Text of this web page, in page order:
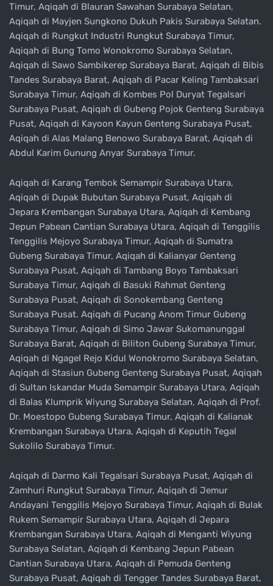
Timur, Aqiqah di Blauran Sawahan Surabaya Selatan,
Aqiqah di Mayjen Sungkono Dukuh Pakis Surabaya Selatan.
Aqiqah di Rungkut Industri Rungkut Surabaya Timur,
Aqiqah di Bung Tomo Wonokromo Surabaya Selatan,
Aqiqah di Sawo Sambikerep Surabaya Barat, Aqiqah di Bibis
Tandes Surabaya Barat, Aqiqah di Pacar Keling Tambaksari
Surabaya Timur, Aqiqah di Kombes Pol Duryat Tegalsari
Surabaya Pusat, Aqiqah di Gubeng Pojok Genteng Surabaya
Pusat, Aqiqah di Kayoon Kayun Genteng Surabaya Pusat,
Aqiqah di Alas Malang Benowo Surabaya Barat, Aqiqah di
Abdul Karim Gunung Anyar Surabaya Timur.
Aqiqah di Karang Tembok Semampir Surabaya Utara,
Aqiqah di Dupak Bubutan Surabaya Pusat, Aqiqah di
Jepara Krembangan Surabaya Utara, Aqiqah di Kembang
Jepun Pabean Cantian Surabaya Utara, Aqiqah di Tenggilis
Tenggilis Mejoyo Surabaya Timur, Aqiqah di Sumatra
Gubeng Surabaya Timur, Aqiqah di Kalianyar Genteng
Surabaya Pusat, Aqiqah di Tambang Boyo Tambaksari
Surabaya Timur, Aqiqah di Basuki Rahmat Genteng
Surabaya Pusat, Aqiqah di Sonokembang Genteng
Surabaya Pusat. Aqiqah di Pucang Anom Timur Gubeng
Surabaya Timur, Aqiqah di Simo Jawar Sukomanunggal
Surabaya Barat, Aqiqah di Biliton Gubeng Surabaya Timur,
Aqiqah di Ngagel Rejo Kidul Wonokromo Surabaya Selatan,
Aqiqah di Stasiun Gubeng Genteng Surabaya Pusat, Aqiqah
di Sultan Iskandar Muda Semampir Surabaya Utara, Aqiqah
di Balas Klumprik Wiyung Surabaya Selatan, Aqiqah di Prof.
Dr. Moestopo Gubeng Surabaya Timur, Aqiqah di Kalianak
Krembangan Surabaya Utara, Aqiqah di Keputih Tegal
Sukolilo Surabaya Timur.
Aqiqah di Darmo Kali Tegalsari Surabaya Pusat, Aqiqah di
Zamhuri Rungkut Surabaya Timur, Aqiqah di Jemur
Andayani Tenggilis Mejoyo Surabaya Timur, Aqiqah di Bulak
Rukem Semampir Surabaya Utara, Aqiqah di Jepara
Krembangan Surabaya Utara, Aqiqah di Menganti Wiyung
Surabaya Selatan, Aqiqah di Kembang Jepun Pabean
Cantian Surabaya Utara, Aqiqah di Pemuda Genteng
Surabaya Pusat, Aqiqah di Tengger Tandes Surabaya Barat,